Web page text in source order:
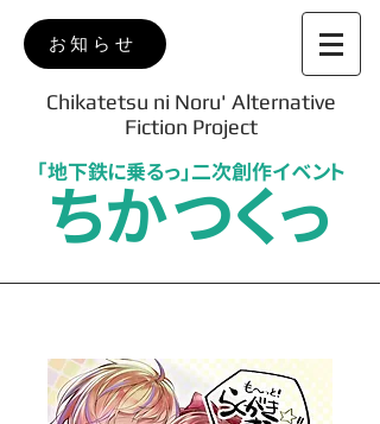
お知らせ
Chikatetsu ni Noru' Alternative
Fiction Project
ちかつくっ
「地下鉄に乗るっ」二次創作イベント